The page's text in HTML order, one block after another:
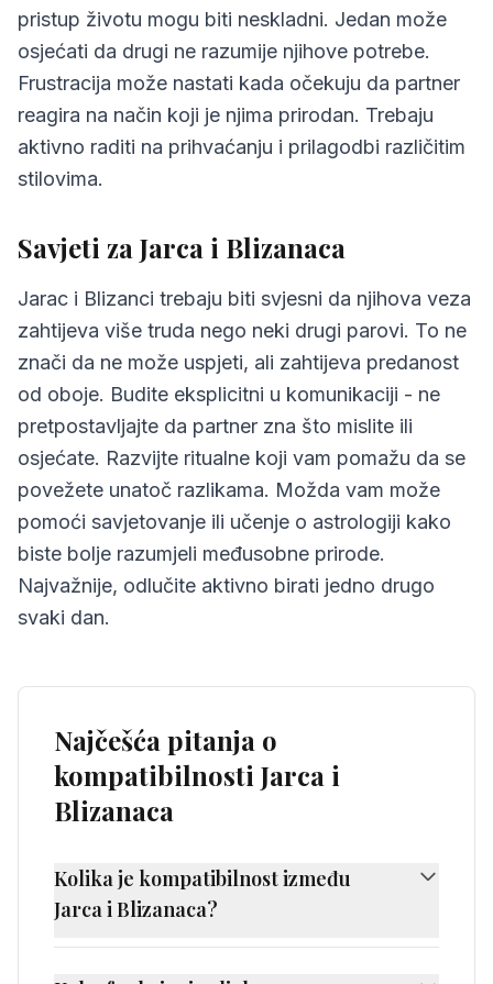
pristup životu mogu biti neskladni. Jedan može
osjećati da drugi ne razumije njihove potrebe.
Frustracija može nastati kada očekuju da partner
reagira na način koji je njima prirodan. Trebaju
aktivno raditi na prihvaćanju i prilagodbi različitim
stilovima.
Savjeti za Jarca i Blizanaca
Jarac i Blizanci trebaju biti svjesni da njihova veza
zahtijeva više truda nego neki drugi parovi. To ne
znači da ne može uspjeti, ali zahtijeva predanost
od oboje. Budite eksplicitni u komunikaciji - ne
pretpostavljajte da partner zna što mislite ili
osjećate. Razvijte ritualne koji vam pomažu da se
povežete unatoč razlikama. Možda vam može
pomoći savjetovanje ili učenje o astrologiji kako
biste bolje razumjeli međusobne prirode.
Najvažnije, odlučite aktivno birati jedno drugo
svaki dan.
Najčešća pitanja o
kompatibilnosti Jarca i
Blizanaca
Kolika je kompatibilnost između
Jarca i Blizanaca?
Kompatibilnost između Jarca i Blizanaca